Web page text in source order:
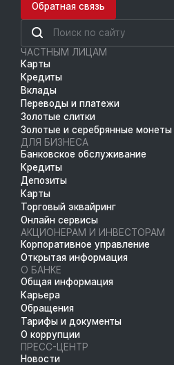
Обратная связь
ЧАСТНЫМ ЛИЦАМ
Карты
Кредиты
Вклады
Переводы и платежи
Золотые слитки
Золотые и серебрянные монеты
ДЛЯ БИЗНЕСА
Банковское обслуживание
Кредиты
Депозиты
Карты
Торговый эквайринг
Онлайн сервисы
АКЦИОНЕРАМ И ИНВЕСТОРАМ
Корпоративное управление
Открытая информация
О БАНКЕ
Общая информация
Карьера
Обращения
Тарифы и документы
О коррупции
ПРЕСС-ЦЕНТР
Новости